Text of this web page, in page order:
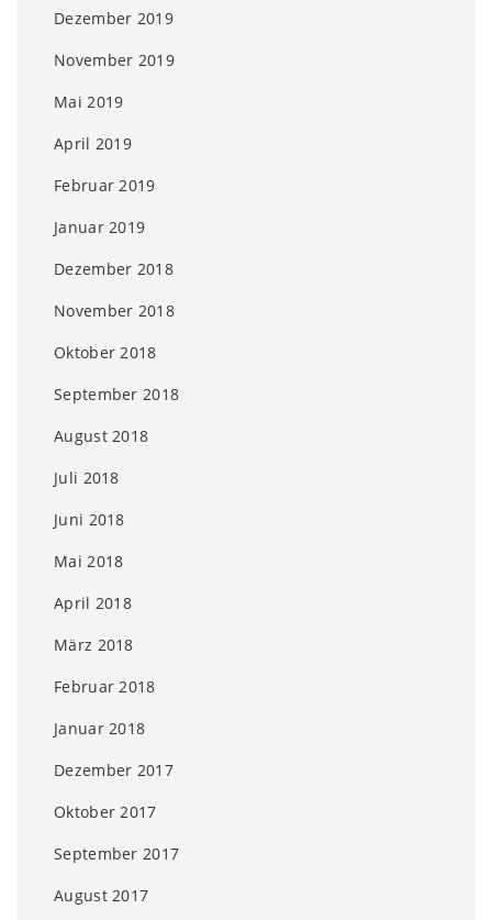
Dezember 2019
November 2019
Mai 2019
April 2019
Februar 2019
Januar 2019
Dezember 2018
November 2018
Oktober 2018
September 2018
August 2018
Juli 2018
Juni 2018
Mai 2018
April 2018
März 2018
Februar 2018
Januar 2018
Dezember 2017
Oktober 2017
September 2017
August 2017